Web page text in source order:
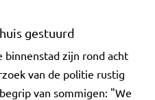
gestuurd
binnenstad zijn rond acht
van de politie rustig
van sommigen: "We